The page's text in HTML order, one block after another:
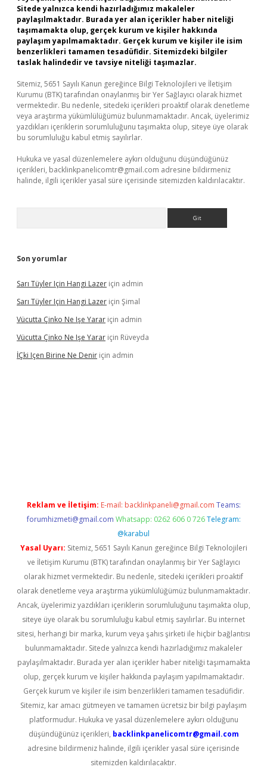
Sitede yalnızca kendi hazırladığımız makaleler
paylaşılmaktadır. Burada yer alan içerikler haber niteliği
taşımamakta olup, gerçek kurum ve kişiler hakkında
paylaşım yapılmamaktadır. Gerçek kurum ve kişiler ile isim
benzerlikleri tamamen tesadüfidir. Sitemizdeki bilgiler
taslak halindedir ve tavsiye niteliği taşımazlar.
Sitemiz, 5651 Sayılı Kanun gereğince Bilgi Teknolojileri ve İletişim
Kurumu (BTK) tarafından onaylanmış bir Yer Sağlayıcı olarak hizmet
vermektedir. Bu nedenle, sitedeki içerikleri proaktif olarak denetleme
veya araştırma yükümlülüğümüz bulunmamaktadır. Ancak, üyelerimiz
yazdıkları içeriklerin sorumluluğunu taşımakta olup, siteye üye olarak
bu sorumluluğu kabul etmiş sayılırlar.
Hukuka ve yasal düzenlemelere aykırı olduğunu düşündüğünüz
içerikleri, backlinkpanelicomtr@gmail.com adresine bildirmeniz
halinde, ilgili içerikler yasal süre içerisinde sitemizden kaldırılacaktır.
Son yorumlar
Sarı Tüyler Için Hangi Lazer için admin
Sarı Tüyler Için Hangi Lazer için Şimal
Vücutta Çinko Ne Işe Yarar için admin
Vücutta Çinko Ne Işe Yarar için Rüveyda
İÇki Içen Birine Ne Denir için admin
Reklam ve İletişim: E-mail: backlinkpaneli@gmail.com Teams:
forumhizmeti@gmail.com Whatsapp: 0262 606 0 726 Telegram:
@karabul
Yasal Uyarı: Sitemiz, 5651 Sayılı Kanun gereğince Bilgi Teknolojileri
ve İletişim Kurumu (BTK) tarafından onaylanmış bir Yer Sağlayıcı
olarak hizmet vermektedir. Bu nedenle, sitedeki içerikleri proaktif
olarak denetleme veya araştırma yükümlülüğümüz bulunmamaktadır.
Ancak, üyelerimiz yazdıkları içeriklerin sorumluluğunu taşımakta olup,
siteye üye olarak bu sorumluluğu kabul etmiş sayılırlar. Bu internet
sitesi, herhangi bir marka, kurum veya şahıs şirketi ile hiçbir bağlantısı
bulunmamaktadır. Sitede yalnızca kendi hazırladığımız makaleler
paylaşılmaktadır. Burada yer alan içerikler haber niteliği taşımamakta
olup, gerçek kurum ve kişiler hakkında paylaşım yapılmamaktadır.
Gerçek kurum ve kişiler ile isim benzerlikleri tamamen tesadüfidir.
Sitemiz, kar amacı gütmeyen ve tamamen ücretsiz bir bilgi paylaşım
platformudur. Hukuka ve yasal düzenlemelere aykırı olduğunu
düşündüğünüz içerikleri, backlinkpanelicomtr@gmail.com
adresine bildirmeniz halinde, ilgili içerikler yasal süre içerisinde
sitemizden kaldırılacaktır.